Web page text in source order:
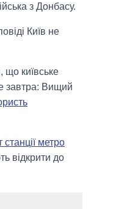
з Донбасу.
Київ не
що київське
завтра: Вищий
метро
відкрити до